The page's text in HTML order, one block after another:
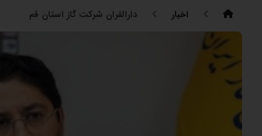
اخبار دارالقران شرکت گاز استان قم